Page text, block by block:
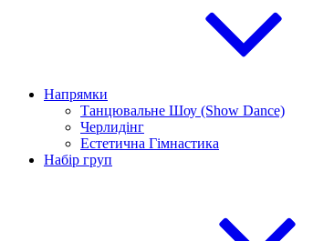
Напрямки
Танцювальне Шоу (Show Dance)
Черлидінг
Естетична Гімнастика
Набір груп